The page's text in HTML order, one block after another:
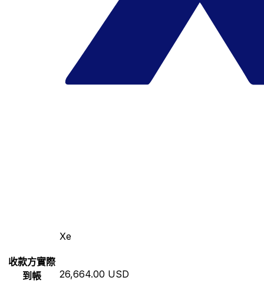
Xe
收款方實際
到帳
26,664.00 USD